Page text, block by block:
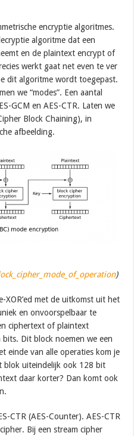
encryptie algoritmes.
algoritme dat een
en de plaintext encrypt of
werkt gaat net even te ver
dit algoritme wordt toegepast.
we “modes”. Een aantal
GCM en AES-CTR. Laten we
Block Chaining), in
afbeelding.
)
met de uitkomst uit het
en onvoorspelbaar te
ciphertext of plaintext
Dit block noemen we een
einde van alle operaties kom je
blok uiteindelijk ook 128 bit
daar korter? Dan komt ook
CTR (AES-Counter). AES-CTR
Bij een stream cipher